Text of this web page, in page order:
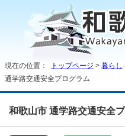
現在の位置： トップページ > 暮らし
通学路交通安全プログラム
和歌山市 通学路交通安全